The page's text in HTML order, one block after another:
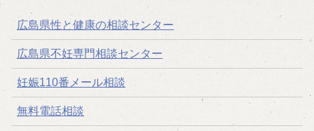
シ
ョ
ン
広島県性と健康の相談センター
広島県不妊専門相談センター
妊娠110番メール相談
無料電話相談